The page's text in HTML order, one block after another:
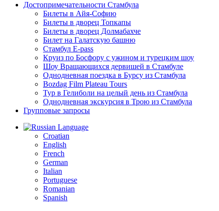
Достопримечательности Стамбула
Билеты в Айя-Софию
Билеты в дворец Топкапы
Билеты в дворец Долмабахче
Билет на Галатскую башню
Стамбул E-pass
Круиз по Босфору с ужином и турецким шоу
Шоу Вращающихся дервишей в Стамбуле
Однодневная поездка в Бурсу из Стамбула
Bozdag Film Plateau Tours
Тур в Гелиболи на целый день из Стамбула
Однодневная экскурсия в Трою из Стамбула
Групповые запросы
Language
Croatian
English
French
German
Italian
Portuguese
Romanian
Spanish